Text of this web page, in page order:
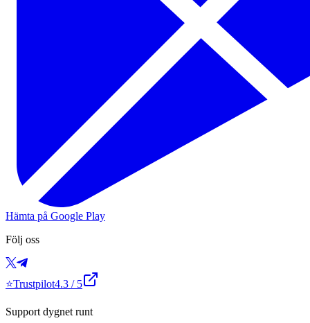
Hämta på Google Play
Följ oss
⭐Trustpilot4.3 / 5
Support dygnet runt